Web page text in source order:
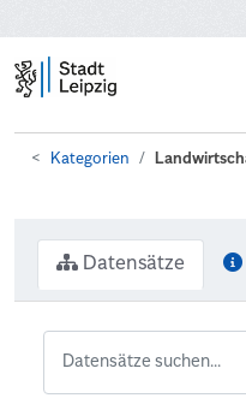
Kategorien
Datensätze